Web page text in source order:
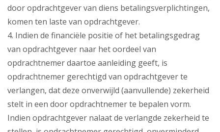
door opdrachtgever van diens betalingsverplichtingen,
komen ten laste van opdrachtgever.
4. Indien de financiële positie of het betalingsgedrag
van opdrachtgever naar het oordeel van
opdrachtnemer daartoe aanleiding geeft, is
opdrachtnemer gerechtigd van opdrachtgever te
verlangen, dat deze onverwijld (aanvullende) zekerheid
stelt in een door opdrachtnemer te bepalen vorm.
Indien opdrachtgever nalaat de verlangde zekerheid te